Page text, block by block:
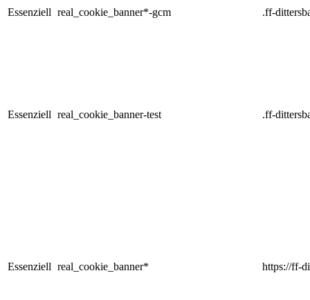
Essenziell real_cookie_banner*-gcm .ff-
Essenziell real_cookie_banner-test .ff-
Essenziell real_cookie_banner* https://ff-